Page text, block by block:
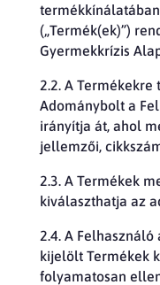
(„Termék(ek)”)
Gyermekkrízis
2.2. A
Adománybolt a
irányítja át, ahol
jellemzői,
2.3. A Termékek
kiválaszthatja az
2.4. A
kijelölt Termékek
folyamatosan